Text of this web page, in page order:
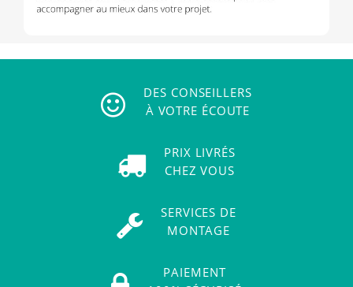
DES CONSEILLERS
À VOTRE ÉCOUTE
PRIX LIVRÉS
CHEZ VOUS
SERVICES DE
MONTAGE
PAIEMENT